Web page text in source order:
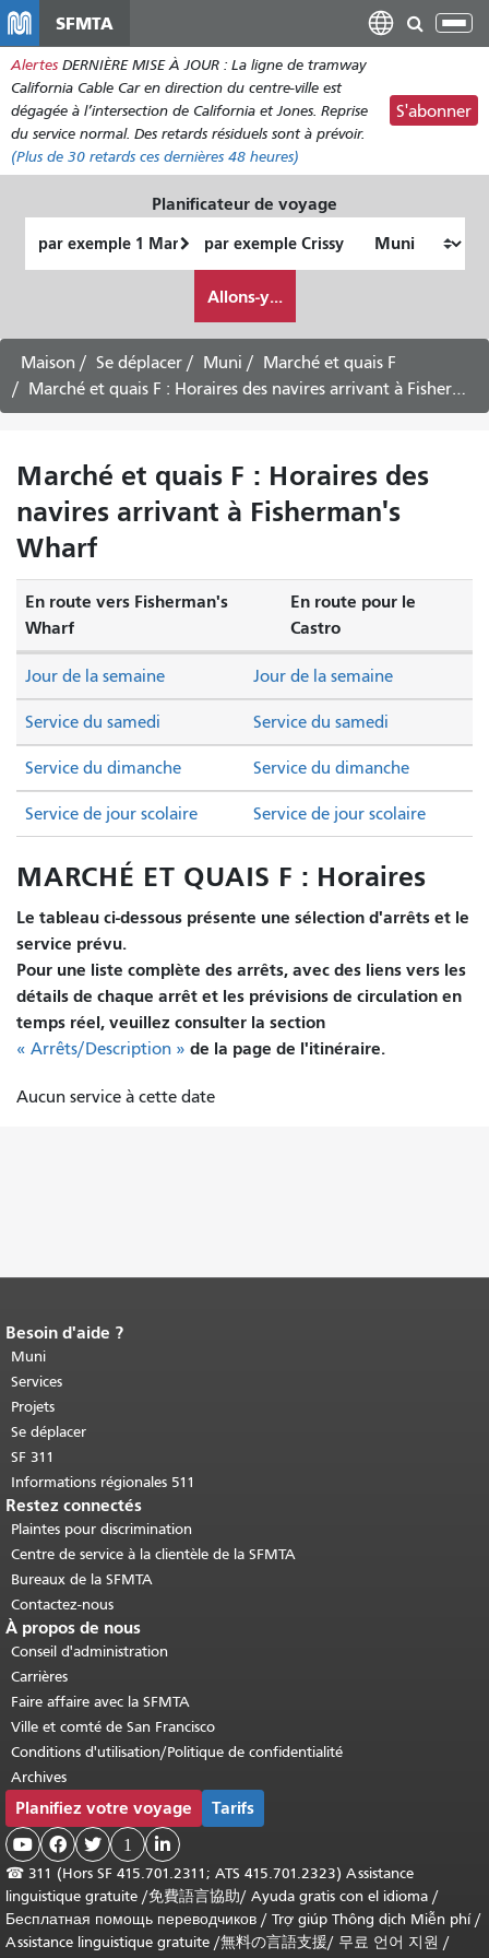
contenu
principal
SFMTA
Alertes DERNIÈRE MISE À JOUR : La ligne de tramway
California Cable Car en direction du centre-ville est
dégagée à l’intersection de California et Jones. Reprise
du service normal. Des retards résiduels sont à prévoir.
(Plus de 30 retards ces dernières 48 heures)
S'abonner
Planificateur de voyage
de
final
je
veux
voyager
Allons-y...
Maison Se déplacer Muni
Marché et quais F
Marché et quais F : Horaires des navires arrivant à Fisherman's Wharf
Marché et quais F : Horaires des
navires arrivant à Fisherman's
Wharf
En route vers Fisherman's
Wharf
En route pour le
Castro
Service du samedi Service du samedi
Service du dimanche Service du dimanche
Jour de la semaine Jour de la semaine
Service de jour scolaire Service de jour scolaire
MARCHÉ ET QUAIS F : Horaires
Le tableau ci-dessous présente une sélection d'arrêts et le
service prévu.
Pour une liste complète des arrêts, avec des liens vers les
détails de chaque arrêt et les prévisions de circulation en
temps réel, veuillez consulter la section
« Arrêts/Description » de la page de l'itinéraire.
Aucun service à cette date
Fin du contenu de la page.
cette page se répète sur chaque page.
Retour au haut du contenu principal
Besoin d'aide ?
Muni
Services
Projets
Se déplacer
SF 311
Informations régionales 511
Restez connectés
Plaintes pour discrimination
Centre de service à la clientèle de la SFMTA
Bureaux de la SFMTA
Contactez-nous
À propos de nous
Conseil d'administration
Carrières
Faire affaire avec la SFMTA
Ville et comté de San Francisco
Conditions d'utilisation/Politique de confidentialité
Archives
Planifiez votre voyage Tarifs
   1 
☎ 311 (Hors SF 415.701.2311; ATS 415.701.2323) Assistance
linguistique gratuite /免費語言協助/ Ayuda gratis con el idioma /
Бесплатная помощь переводчиков / Trợ giúp Thông dịch Miễn phí/
Assistance linguistique gratuite /無料の言語支援/ 무료 언어 지원 /